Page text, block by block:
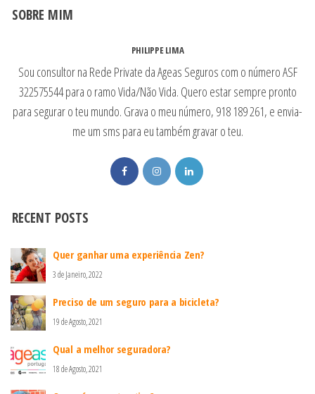
SOBRE MIM
PHILIPPE LIMA
Sou consultor na Rede Private da Ageas Seguros com o número ASF
322575544 para o ramo Vida/Não Vida. Quero estar sempre pronto
para segurar o teu mundo. Grava o meu número, 918 189 261, e envia-
me um sms para eu também gravar o teu.
RECENT POSTS
Quer ganhar uma experiência Zen?
3 de Janeiro, 2022
Preciso de um seguro para a bicicleta?
19 de Agosto, 2021
Qual a melhor seguradora?
18 de Agosto, 2021